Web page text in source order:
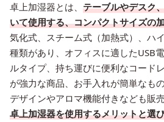
卓上加湿器とは、 テーブルやデスク
いて使用する、コンパクトサイズの
気化式、スチーム式（加熱式）、ハ
種類があり、オフィスに適したUSB
ルタイプ、持ち運びに便利なコード
が強力な商品、お手入れが簡単なも
デザインやアロマ機能付きなども販
卓上加湿器を使用するメリットと選